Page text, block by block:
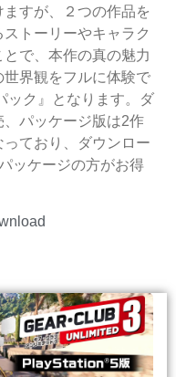
すが、２つの作品を
トーリーやキャラク
で、本作の真の魅力
界観をフルに体験で
ック』となります。ダ
パッケージ版は2作
ており、ダウンロー
ッケージの方がお得